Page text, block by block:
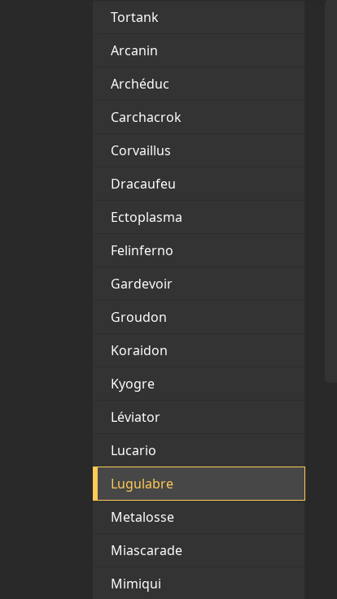
Tortank
Arcanin
Archéduc
Carchacrok
Corvaillus
Dracaufeu
Ectoplasma
Felinferno
Gardevoir
Groudon
Koraidon
Kyogre
Léviator
Lucario
Lugulabre
Metalosse
Miascarade
Mimiqui